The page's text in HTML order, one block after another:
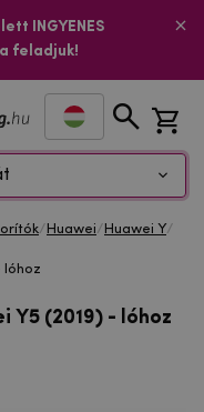
INGYENES
feladjuk!
/ Huawei/ Huawei Y/
lóhoz
Y5 (2019) - lóhoz